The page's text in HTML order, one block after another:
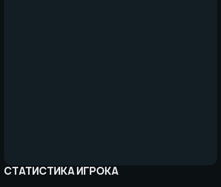
СТАТИСТИКА ИГРОКА